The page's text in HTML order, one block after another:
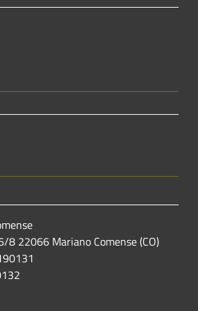
8 22066 Mariano Comense (CO)